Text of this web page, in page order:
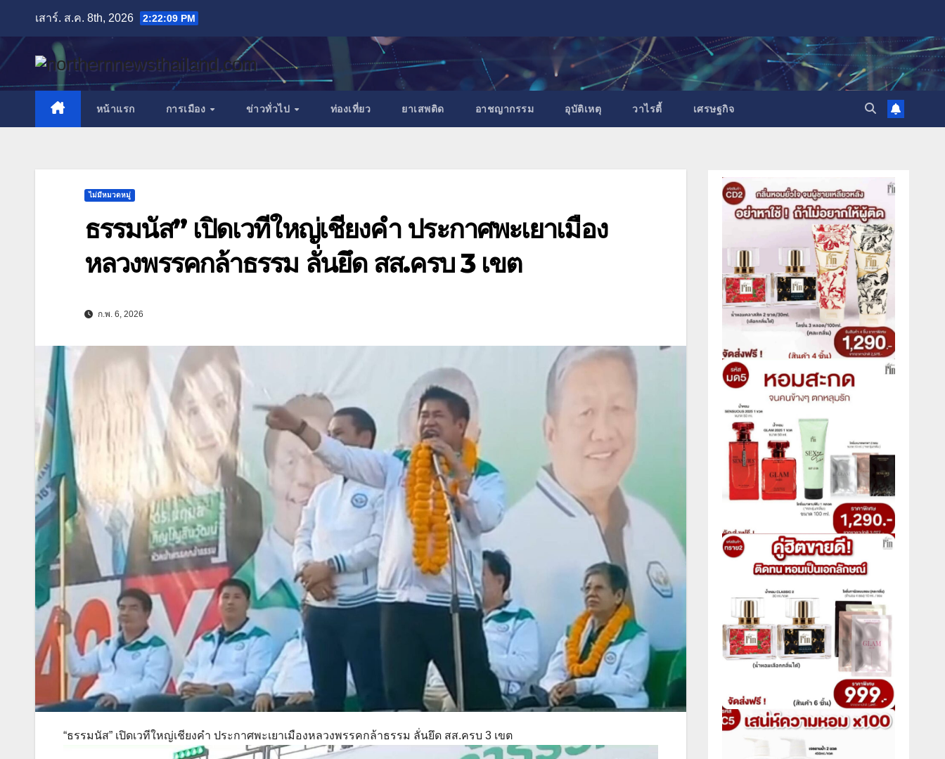
content
เสาร์. ส.ค. 8th, 2026 2:22:11 PM
หน้าแรก การเมือง ข่าวทั่วไป ท่องเที่ยว ยาเสพติด อาชญากรรม อุบัติเหตุ วาไรตี้ เศรษฐกิจ
ไม่มีหมวดหมู่
ธรรมนัส” เปิดเวทีใหญ่เชียงคำ ประกาศพะเยาเมือง
หลวงพรรคกล้าธรรม ลั่นยึด สส.ครบ 3 เขต
ก.พ. 6, 2026
“ธรรมนัส” เปิดเวทีใหญ่เชียงคำ ประกาศพะเยาเมืองหลวงพรรคกล้าธรรม ลั่นยึด สส.ครบ 3 เขต